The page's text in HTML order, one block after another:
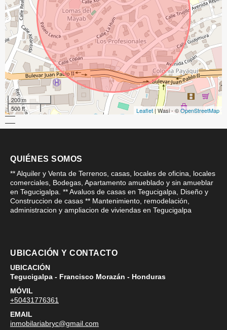
200 m
500 ft
Leaflet| Wasi - ©OpenStreetMap
QUIÉNES SOMOS
** Alquiler y Venta de Terrenos, casas, locales de oficina, locales
comerciales, Bodegas, Apartamento amueblado y sin amueblar
en Tegucigalpa. ** Avaluos de casas en Tegucigalpa, Diseño y
Construccion de casas ** Mantenimiento, remodelación,
administracion y ampliacion de viviendas en Tegucigalpa
UBICACIÓN Y CONTACTO
UBICACIÓN
Tegucigalpa - Francisco Morazán - Honduras
MÓVIL
+50431776361
EMAIL
inmobilariabryc@gmail.com